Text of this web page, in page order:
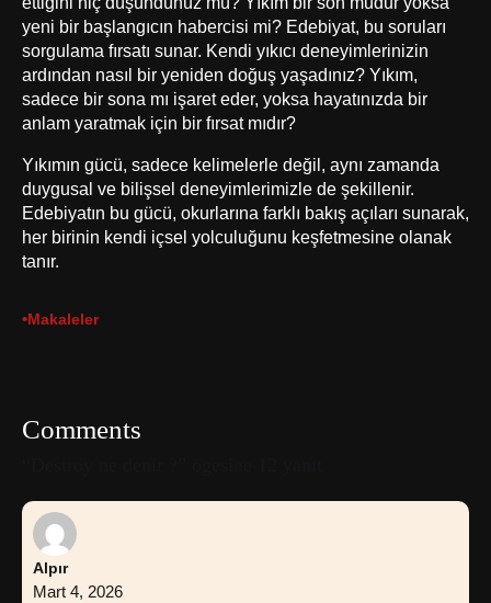
yeni bir başlangıcın habercisi mi? Edebiyat, bu soruları
sorgulama fırsatı sunar. Kendi yıkıcı deneyimlerinizin
ardından nasıl bir yeniden doğuş yaşadınız? Yıkım,
sadece bir sona mı işaret eder, yoksa hayatınızda bir
anlam yaratmak için bir fırsat mıdır?
Yıkımın gücü, sadece kelimelerle değil, aynı zamanda
duygusal ve bilişsel deneyimlerimizle de şekillenir.
Edebiyatın bu gücü, okurlarına farklı bakış açıları sunarak,
her birinin kendi içsel yolculuğunu keşfetmesine olanak
tanır.
•Makaleler
Comments
Alpır
Mart 4, 2026